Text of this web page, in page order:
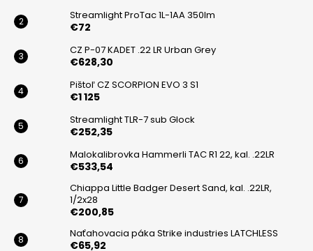
Streamlight ProTac 1L-1AA 350lm
€72
CZ P-07 KADET .22 LR Urban Grey
€628,30
Pištoľ CZ SCORPION EVO 3 S1
€1 125
Streamlight TLR-7 sub Glock
€252,35
Malokalibrovka Hammerli TAC R1 22, kal. .22LR
€533,54
Chiappa Little Badger Desert Sand, kal. .22LR,
1/2x28
€200,85
Naťahovacia páka Strike industries LATCHLESS
€65,92